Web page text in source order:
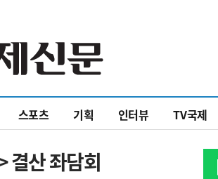
스포츠 기획 인터뷰 TV국제
결산 좌담회